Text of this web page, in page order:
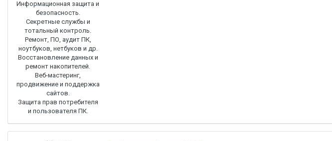
Информационная защита и
безопасность.
Секретные службы и
тотальный контроль.
Ремонт, ПО, аудит ПК,
ноутбуков, нетбуков и др.
Восстановление данных и
ремонт накопителей.
Веб-мастеринг,
продвижение и поддержка
сайтов.
Защита прав потребителя
и пользователя ПК.